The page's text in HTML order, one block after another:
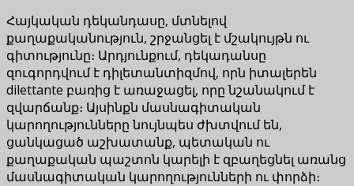
Հայկական դեկանդասը, մտնելով
քաղաքականություն, շրջանցել է մշակույթն ու
գիտությունը։ Արդյունքում, դեկադանսը
զուգորդվում է դիլետանտիզմով, որն իտալերեն
dilettante բառից է առաջացել, որը նշանակում է
զվարճանք։ Այսինքն մասնագիտական
կարողությունները նույնպես ժխտվում են,
ցանկացած աշխատանք, պետական ու
քաղաքական պաշտոն կարելի է զբաղեցնել առանց
մասնագիտական կարողությունների ու փորձի։